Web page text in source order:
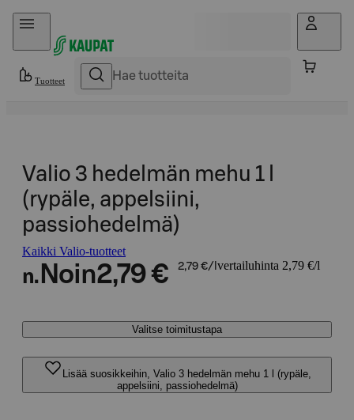
Hyppää sisältöön
Tuotteet
Valio 3 hedelmän mehu 1 l
(rypäle, appelsiini,
passiohedelmä)
Kaikki Valio-tuotteet
n. Noin2,79 € 2,79 €/l vertailuhinta 2,79 €/l
Valitse toimitustapa
Lisää suosikkeihin, Valio 3 hedelmän mehu 1 l (rypäle,
appelsiini, passiohedelmä)